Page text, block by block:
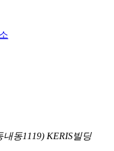
동1119) KERIS빌딩